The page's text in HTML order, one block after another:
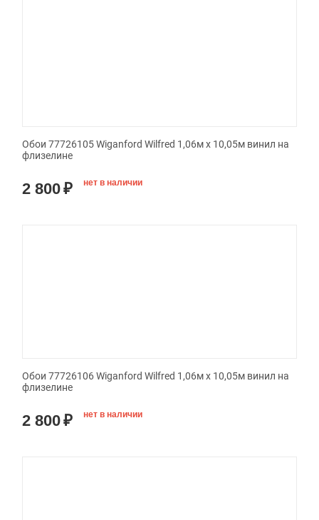
Обои 77726105 Wiganford Wilfred 1,06м х 10,05м винил на
флизелине
2 800₽ нет в наличии
Обои 77726106 Wiganford Wilfred 1,06м х 10,05м винил на
флизелине
2 800₽ нет в наличии